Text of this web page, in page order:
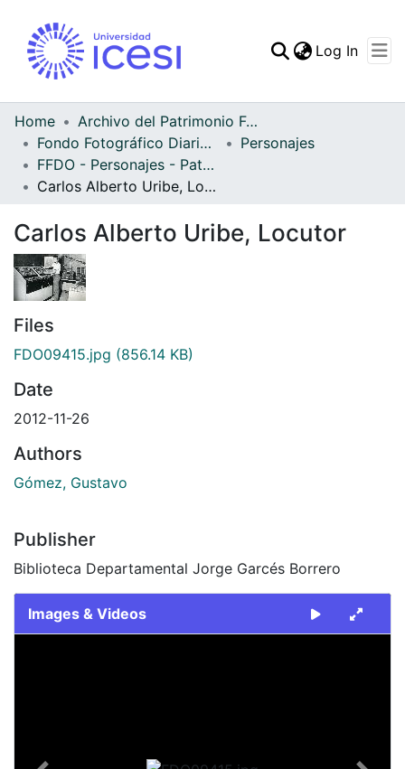
Statistics
Log In
Home
Archivo del Patrimonio Fotográfico y Fílmico del Valle del Cauca
Fondo Fotográfico Diario Occidente
Personajes
FFDO - Personajes - Patrimonial
Carlos Alberto Uribe, Locutor
Carlos Alberto Uribe, Locutor
Files
FDO09415.jpg (856.14 KB)
Date
2012-11-26
Authors
Gómez, Gustavo
Publisher
Biblioteca Departamental Jorge Garcés Borrero
Images & Videos